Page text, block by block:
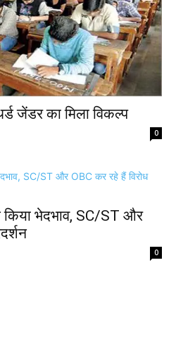
जेंडर का मिला विकल्प
0
किया भेदभाव, SC/ST और
0